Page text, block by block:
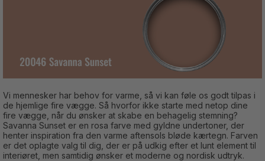
Vi mennesker har behov for varme, så vi kan føle os godt tilpas i
de hjemlige fire vægge. Så hvorfor ikke starte med netop dine
fire vægge, når du ønsker at skabe en behagelig stemning?
Savanna Sunset er en rosa farve med gyldne undertoner, der
henter inspiration fra den varme aftensols bløde kærtegn. Farven
er det oplagte valg til dig, der er på udkig efter et lunt element til
interiøret, men samtidig ønsker et moderne og nordisk udtryk.